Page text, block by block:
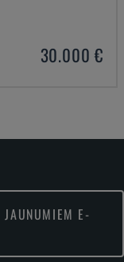
30.000 €
JAUNUMIEM E-